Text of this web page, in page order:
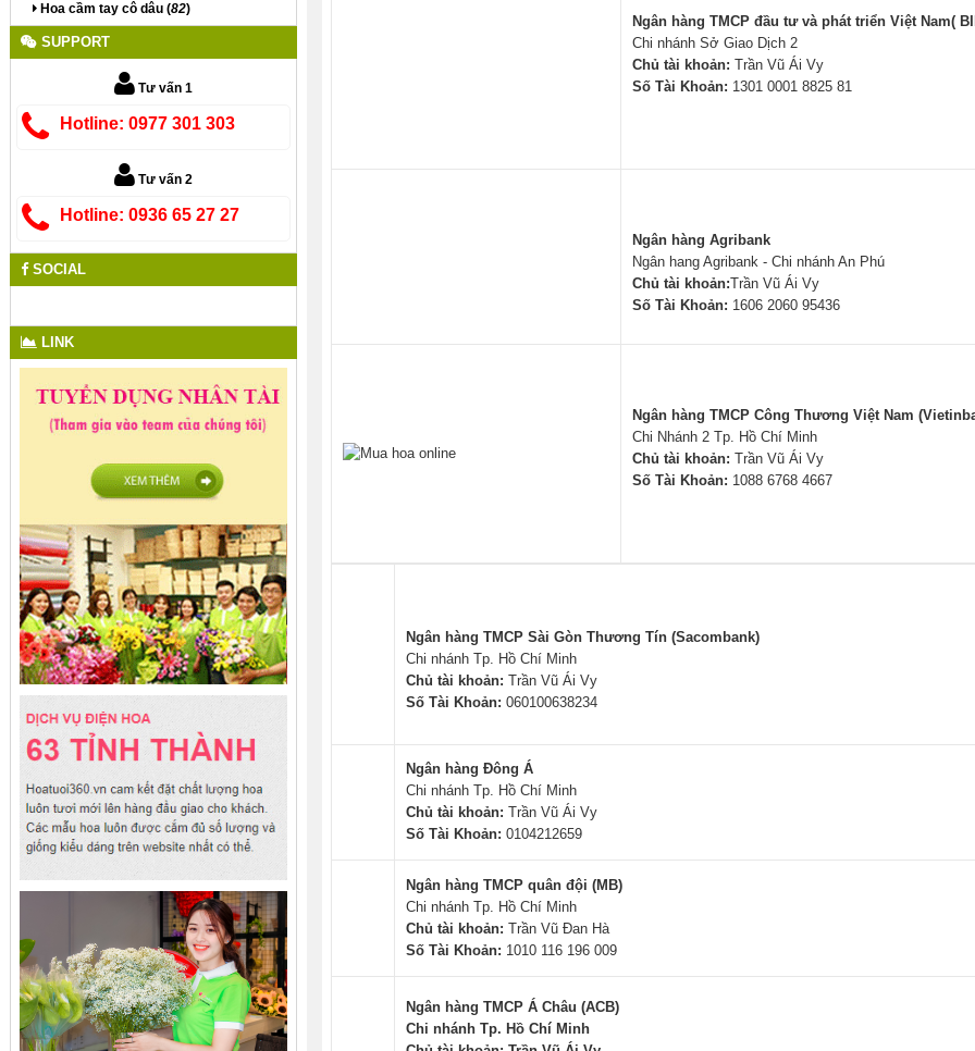
Ngân hàng TMCP đầu tư và phát triển Việt Nam(
Chi nhánh Sở Giao Dịch 2
Chủ tài khoản: Trần Vũ Ái Vy
Số Tài Khoản: 1301 0001 8825 81
Ngân hàng Agribank
Ngân hang Agribank - Chi nhánh An Phú
Chủ tài khoản:Trần Vũ Ái Vy
Số Tài Khoản: 1606 2060 95436
Ngân hàng TMCP Công Thương Việt Nam
Chi Nhánh 2 Tp. Hồ Chí Minh
Chủ tài khoản: Trần Vũ Ái Vy
Số Tài Khoản: 1088 6768 4667
Ngân hàng TMCP Sài Gòn Thương Tín (Sacombank)
Chi nhánh Tp. Hồ Chí Minh
Chủ tài khoản: Trần Vũ Ái Vy
Số Tài Khoản: 060100638234
Ngân hàng Đông Á
Chi nhánh Tp. Hồ Chí Minh
Chủ tài khoản: Trần Vũ Ái Vy
Số Tài Khoản: 0104212659
Ngân hàng TMCP quân đội (MB)
Chi nhánh Tp. Hồ Chí Minh
Chủ tài khoản: Trần Vũ Đan Hà
Số Tài Khoản: 1010 116 196 009
Ngân hàng TMCP Á Châu (ACB)
Chi nhánh Tp. Hồ Chí Minh
Hoa cầm tay cô dâu (82)
SUPPORT
Tư vấn 1
Hotline: 0977 301 303
Tư vấn 2
Hotline: 0936 65 27 27
SOCIAL
LINK